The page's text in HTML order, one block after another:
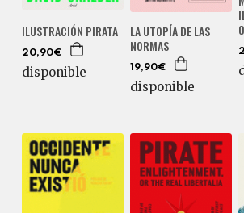
ILUSTRACIÓN PIRATA
20,90€
disponible
LA UTOPÍA DE LAS
NORMAS
19,90€
disponible